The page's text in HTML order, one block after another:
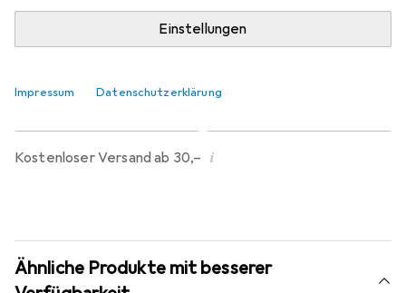
Einstellungen
Impressum Datenschutzerklärung
Lieferort angeben für genaue Lieferzeit
Kostenloser Versand ab 30,– i
Ähnliche Produkte mit besserer